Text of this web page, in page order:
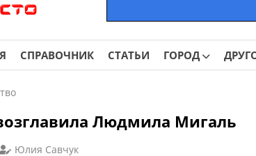
СПРАВОЧНИК СТАТЬИ ГОРОД
Людмила Мигаль
Юлия Савчук